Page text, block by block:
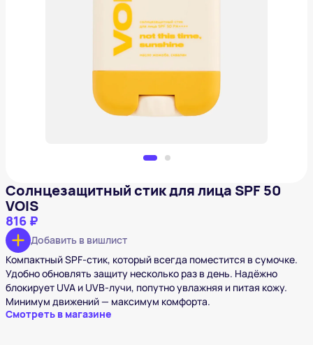
Солнцезащитный стик для лица SPF 50 VOIS
816 ₽
Добавить в вишлист
Солнцезащитный стик для лица SPF 50
VOIS
816 ₽
Добавить в вишлист
Компактный SPF-стик, который всегда поместится в сумочке.
Удобно обновлять защиту несколько раз в день. Надёжно
блокирует UVA и UVB-лучи, попутно увлажняя и питая кожу.
Минимум движений — максимум комфорта.
Смотреть в магазине